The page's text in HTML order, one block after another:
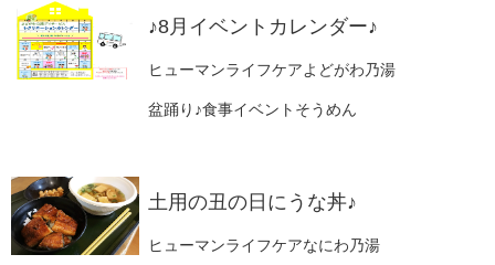
♪8月イベントカレンダー♪
ヒューマンライフケアよどがわ乃湯
盆踊り♪食事イベントそうめん
土用の丑の日にうな丼♪
ヒューマンライフケアなにわ乃湯